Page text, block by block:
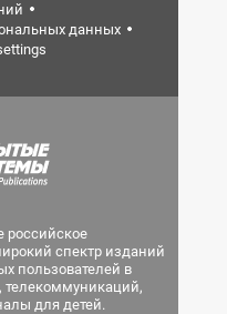
данных
российское
спектр изданий
пользователей в
телекоммуникаций,
для детей.